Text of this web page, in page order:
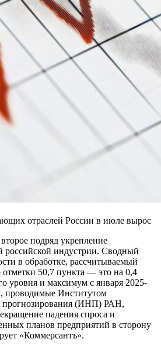
отраслей России в июле вырос
подряд укрепление
российской индустрии. Сводный
в обработке, рассчитываемый
отметки 50,7 пункта — это на 0,4
уровня и максимум с января 2025-
проводимые Институтом
прогнозирования (ИНП) РАН,
падения спроса и
планов предприятий в сторону
«Коммерсантъ».